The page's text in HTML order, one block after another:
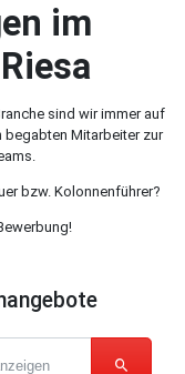
im
sind wir immer auf
begabten Mitarbeiter zur
bzw. Kolonnenführer?